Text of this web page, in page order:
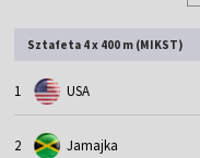
Sztafeta 4 x 400 m (MIKST)
1 USA
2 Jamajka